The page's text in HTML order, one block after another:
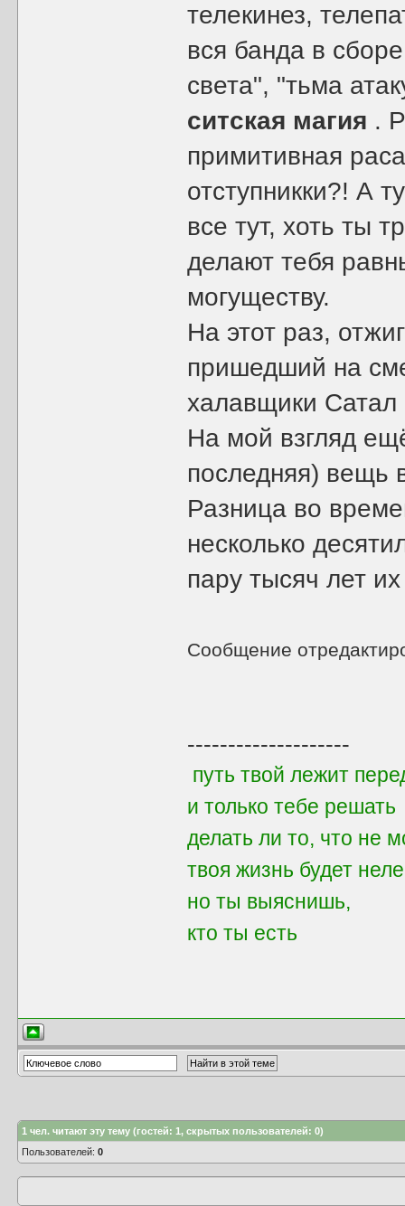
телекинез,
вся банда в
света", "тьма
ситская магия .
примитивная
отступникки?! А
все тут, хоть ты
делают тебя
могуществу.
На этот раз,
пришедший на
халавщики Сатал
На мой взгляд
последняя) вещь
Разница во
несколько
пару тысяч лет
Сообщение
--------------------
путь твой лежит
и только тебе решать
делать ли то, что не
твоя жизнь будет
но ты выяснишь,
кто ты есть
1 чел. читают эту тему (гостей: 1, скрытых пользователей: 0)
Пользователей:0